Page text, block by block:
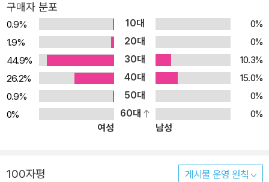
구매자 분포
0.9% 10대
0%
1.9%
20대
0%
44.9%
30대
10.3%
26.2%
40대
15.0%
0.9%
50대
0%
0%
60대
0%
여성
남성
100자평 게시물 운영 원칙